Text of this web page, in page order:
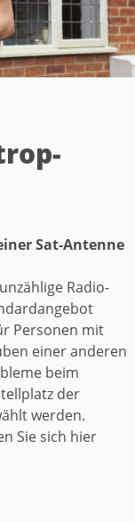
Sat-Antenne
Radio-
Personen mit
einer anderen
beim
der
werden.
Sie sich hier